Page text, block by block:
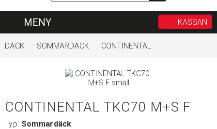
MENY KASSAN
DÄCK SOMMARDÄCK CONTINENTAL
CONTINENTAL TKC70 M+S F
Typ: Sommardäck